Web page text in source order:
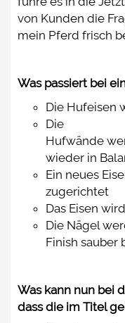
von Kunden die
mein Pferd frisch
Was passiert bei
Die Hufeisen
Die
Hufwände
wieder in
Ein neues
zugerichtet
Das Eisen
Die Nägel
Finish sauber
Was kann nun bei
dass die im Titel